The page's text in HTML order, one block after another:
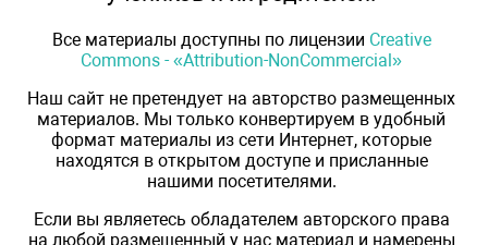
Все материалы доступны по лицензии Creative
Commons - «Attribution-NonCommercial»
Наш сайт не претендует на авторство размещенных
материалов. Мы только конвертируем в удобный
формат материалы из сети Интернет, которые
находятся в открытом доступе и присланные
нашими посетителями.
Если вы являетесь обладателем авторского права
на любой размещенный у нас материал и намерены